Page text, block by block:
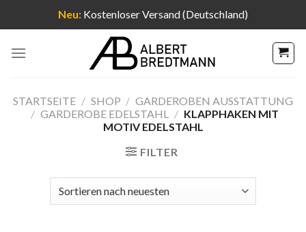
Neu: Kostenloser Versand (Deutschland)
Inhalt
STARTSEITE / SHOP / GARDEROBEN AUSSTATTUNG
/ GARDEROBE EDELSTAHL / KLAPPHAKEN MIT
MOTIV EDELSTAHL
FILTER